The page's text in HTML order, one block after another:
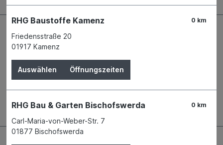
RHG Helfer
0 km
RHG Baustoffe Kamenz
Friedensstraße 20
01917 Kamenz
Auswählen Öffnungszeiten
0 km
RHG Bau & Garten Bischofswerda
Carl-Maria-von-Weber-Str. 7
01877 Bischofswerda